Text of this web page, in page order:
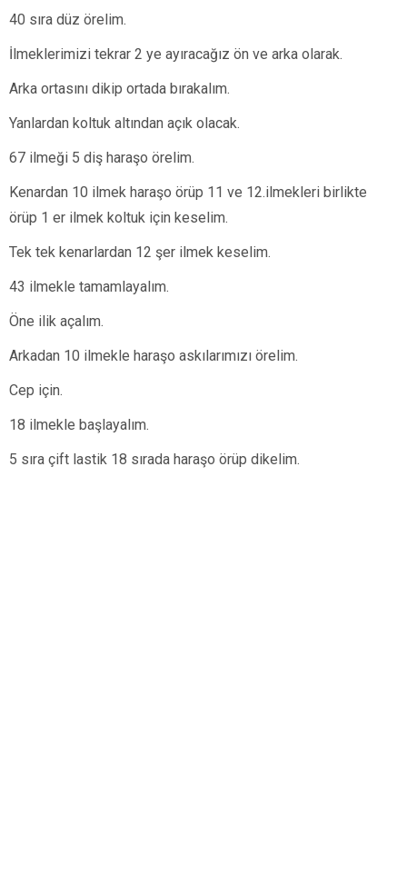
40 sıra düz örelim.
İlmeklerimizi tekrar 2 ye ayıracağız ön ve arka olarak.
Arka ortasını dikip ortada bırakalım.
Yanlardan koltuk altından açık olacak.
67 ilmeği 5 diş haraşo örelim.
Kenardan 10 ilmek haraşo örüp 11 ve 12.ilmekleri birlikte
örüp 1 er ilmek koltuk için keselim.
Tek tek kenarlardan 12 şer ilmek keselim.
43 ilmekle tamamlayalım.
Öne ilik açalım.
Arkadan 10 ilmekle haraşo askılarımızı örelim.
Cep için.
18 ilmekle başlayalım.
5 sıra çift lastik 18 sırada haraşo örüp dikelim.